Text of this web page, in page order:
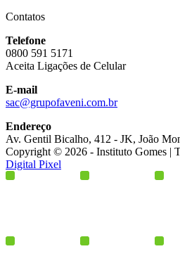
Contatos
Telefone
0800 591 5171
Aceita Ligações de Celular
E-mail
sac@grupofaveni.com.br
Endereço
Av. Gentil Bicalho, 412 - JK, João
Copyright © 2026 - Instituto Gomes |
Digital Pixel